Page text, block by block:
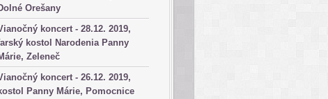
Orešany
koncert - 28.12. 2019,
kostol Narodenia Panny
Zeleneč
koncert - 26.12. 2019,
Panny Márie, Pomocnice